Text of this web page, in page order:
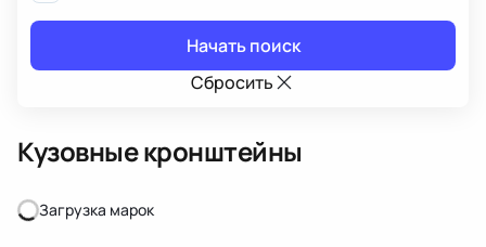
Начать поиск
Сбросить
Кузовные кронштейны
Загрузка марок
Загрузка марок